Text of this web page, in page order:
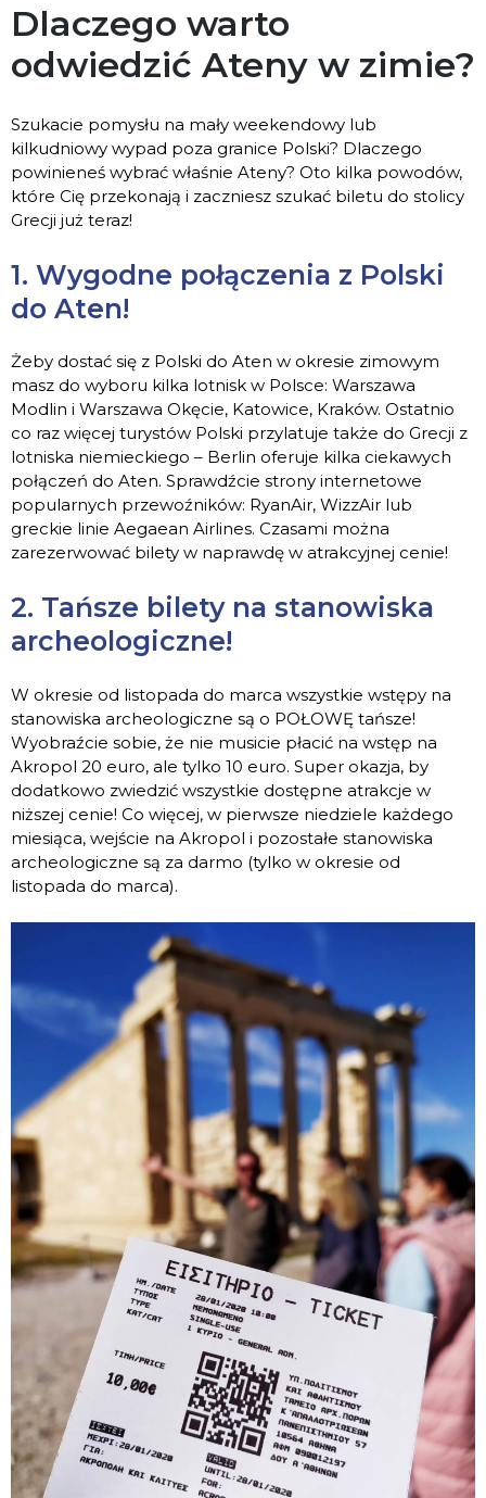
Dlaczego warto
odwiedzić Ateny w zimie?
Szukacie pomysłu na mały weekendowy lub
kilkudniowy wypad poza granice Polski? Dlaczego
powinieneś wybrać właśnie Ateny? Oto kilka powodów,
które Cię przekonają i zaczniesz szukać biletu do stolicy
Grecji już teraz!
1. Wygodne połączenia z Polski
do Aten!
Żeby dostać się z Polski do Aten w okresie zimowym
masz do wyboru kilka lotnisk w Polsce: Warszawa
Modlin i Warszawa Okęcie, Katowice, Kraków. Ostatnio
co raz więcej turystów Polski przylatuje także do Grecji z
lotniska niemieckiego – Berlin oferuje kilka ciekawych
połączeń do Aten. Sprawdźcie strony internetowe
popularnych przewoźników: RyanAir, WizzAir lub
greckie linie Aegaean Airlines. Czasami można
zarezerwować bilety w naprawdę w atrakcyjnej cenie!
2. Tańsze bilety na stanowiska
archeologiczne!
W okresie od listopada do marca wszystkie wstępy na
stanowiska archeologiczne są o POŁOWĘ tańsze!
Wyobraźcie sobie, że nie musicie płacić na wstęp na
Akropol 20 euro, ale tylko 10 euro. Super okazja, by
dodatkowo zwiedzić wszystkie dostępne atrakcje w
niższej cenie! Co więcej, w pierwsze niedziele każdego
miesiąca, wejście na Akropol i pozostałe stanowiska
archeologiczne są za darmo (tylko w okresie od
listopada do marca).